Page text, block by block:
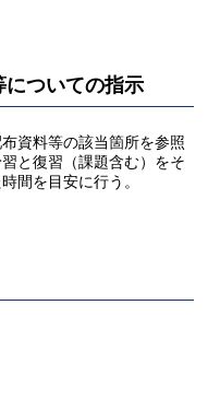
ついての指示
資料等の該当箇所を参照
と復習（課題含む）をそ
間を目安に行う。